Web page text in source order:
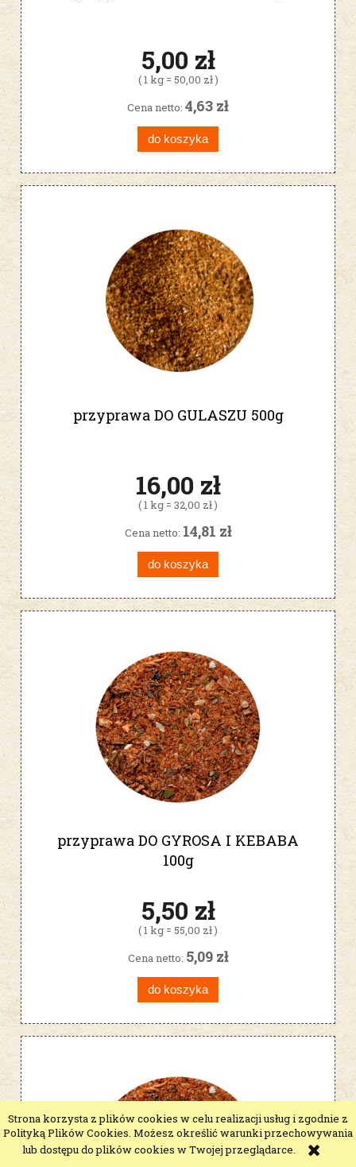
Strona korzysta z plików cookies w celu realizacji usług i zgodnie z
Polityką Plików Cookies. Możesz określić warunki przechowywania
lub dostępu do plików cookies w Twojej przeglądarce.
5,00 zł
( 1 kg = 50,00 zł )
Cena netto: 4,63 zł
do koszyka
przyprawa DO GULASZU 500g
16,00 zł
( 1 kg = 32,00 zł )
Cena netto: 14,81 zł
do koszyka
przyprawa DO GYROSA I KEBABA
100g
5,50 zł
( 1 kg = 55,00 zł )
Cena netto: 5,09 zł
do koszyka